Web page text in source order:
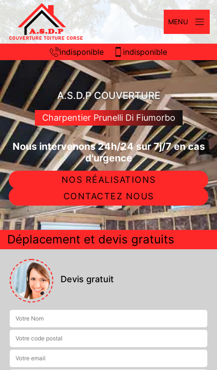
MENU
indisponible indisponible
A.S.D.P COUVERTURE
Charpentier Prunelli Di Fiumorbo
Nous intervenons 24h/24 sur 7j/7 en cas
d'urgence
NOS RÉALISATIONS
CONTACTEZ NOUS
Déplacement et devis gratuits
Devis gratuit